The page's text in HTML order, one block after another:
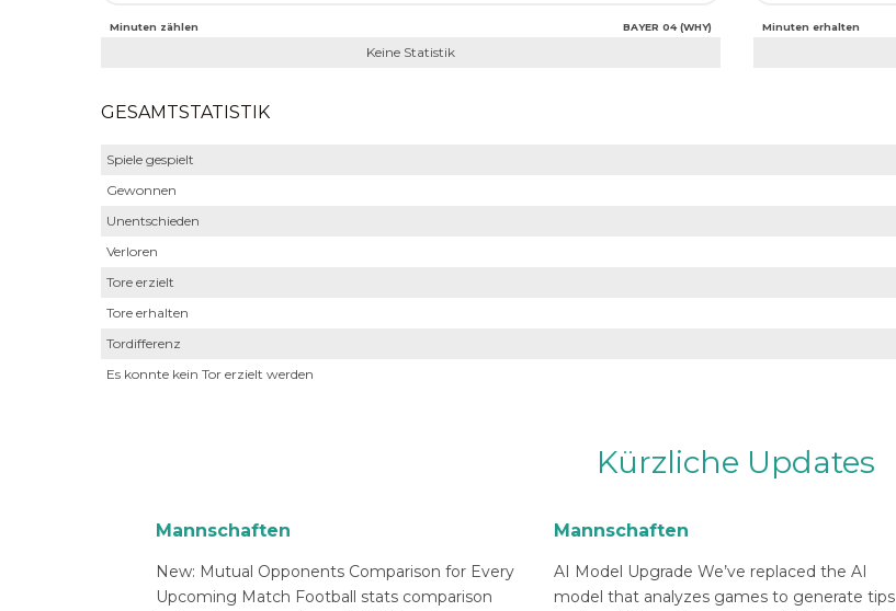
Minuten zählen BAYER 04 (WHY)
Keine Statistik
Minuten erhalten
GESAMTSTATISTIK
Spiele gespielt
Gewonnen
Unentschieden
Verloren
Tore erzielt
Tore erhalten
Tordifferenz
Es konnte kein Tor erzielt werden
Kürzliche Updates
Mannschaften
New: Mutual Opponents Comparison for Every
Upcoming Match Football stats comparison
Mannschaften
AI Model Upgrade We’ve replaced the AI
model that analyzes games to generate tips